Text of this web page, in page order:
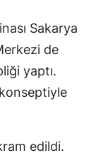
Sakarya
de
yaptı.
edildi.